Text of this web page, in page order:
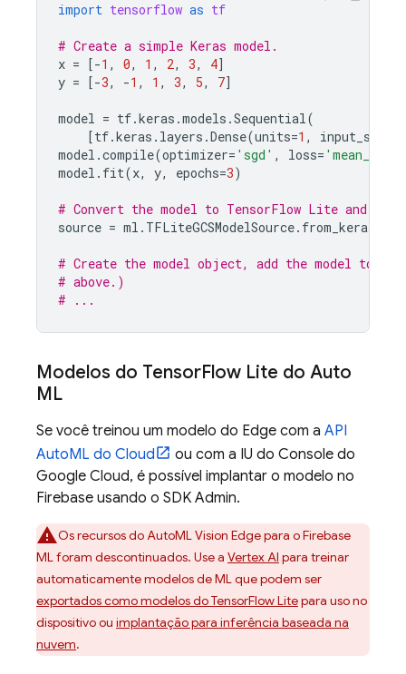
import tensorflow as tf
# Create a simple Keras model.
x = [-1 , 0, 1 , 2, 3, 4]
y = [-3, -1 , 1 , 3, 5, 7]
model = tf.keras .models .Sequential(
[tf.keras . layers .Dense(units=1 , input_shape
model .compile(optimizer= 'sgd' , loss=
model . fit(x, y, epochs=3)
# Convert the model to TensorFlow Lite and
source = ml . TFLiteGCSModelSource.
# Create the model object, add the model to
# above.)
# ...
Modelos do TensorFlow Lite do Auto
ML
Se você treinou um modelo do Edge com a API
AutoML do Cloud
ou com a IU do Console do
Google Cloud, é possível implantar o modelo no
Firebase usando o SDK Admin.
Os recursos do AutoML Vision Edge para o Firebase
ML foram descontinuados. Use a Vertex AI para treinar
automaticamente modelos de ML que podem ser
exportados como modelos do TensorFlow Litepara uso no
dispositivo ou implantação para inferência baseada na
nuvem.